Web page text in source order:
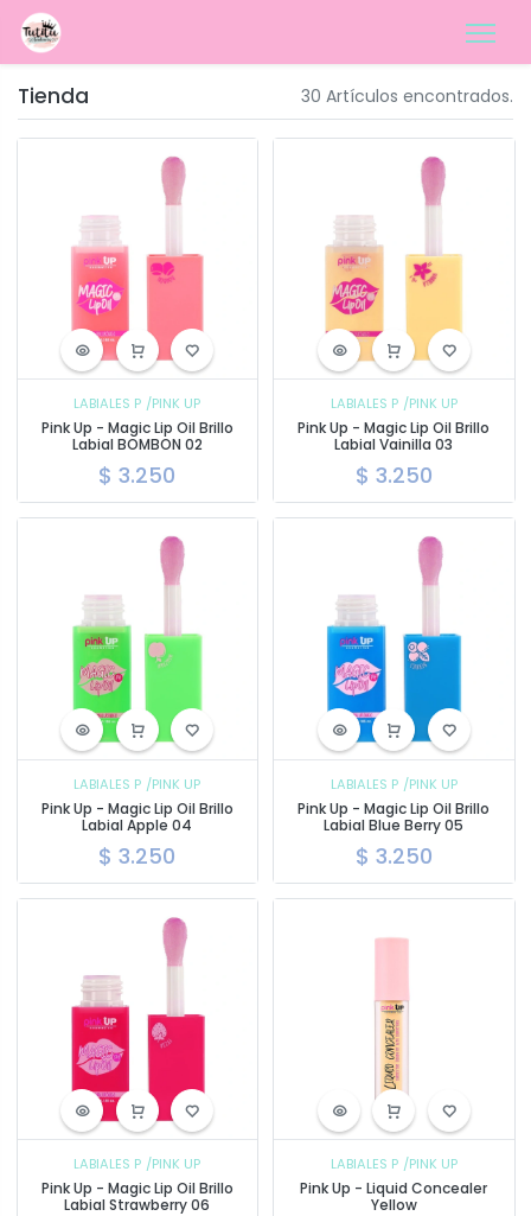
Tienda 30 Artículos encontrados.
LABIALES P /PINK UP
Pink Up - Magic Lip Oil Brillo
Labial BOMBON 02
$3.250
LABIALES P /PINK UP
Pink Up - Magic Lip Oil Brillo
Labial Vainilla 03
$ 3.250
LABIALES P /PINK UP
Pink Up - Magic Lip Oil Brillo
Labial Apple 04
$3.250
LABIALES P /PINK UP
Pink Up - Magic Lip Oil Brillo
Labial Blue Berry 05
$ 3.250
LABIALES P /PINK UP
Pink Up - Magic Lip Oil Brillo
Labial Strawberry 06
LABIALES P /PINK UP
Pink Up - Liquid Concealer
Yellow